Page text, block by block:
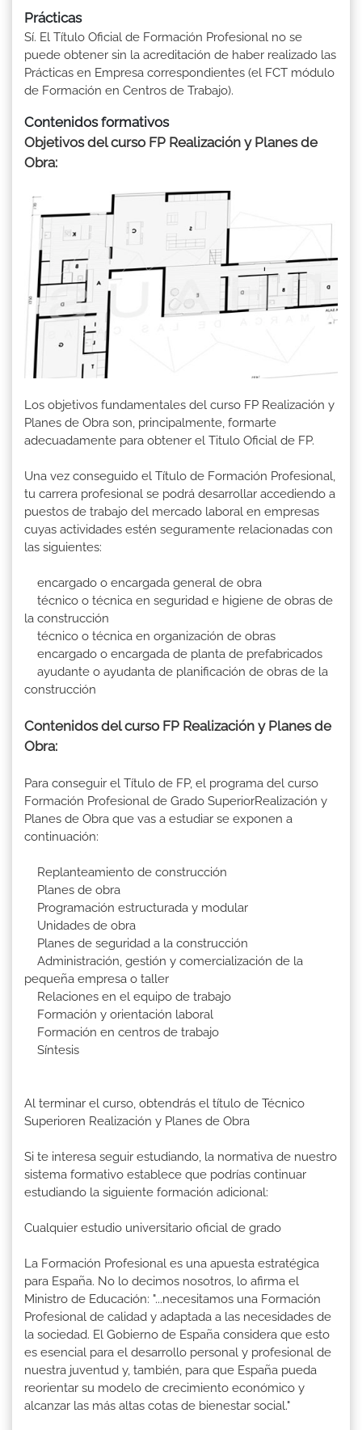
Prácticas
Sí. El Título Oficial de Formación Profesional no se
puede obtener sin la acreditación de haber realizado las
Prácticas en Empresa correspondientes (el FCT módulo
de Formación en Centros de Trabajo).
Contenidos formativos
Objetivos del curso FP Realización y Planes de
Obra:
Los objetivos fundamentales del curso FP Realización y
Planes de Obra son, principalmente, formarte
adecuadamente para obtener el Titulo Oficial de FP.
Una vez conseguido el Título de Formación Profesional,
tu carrera profesional se podrá desarrollar accediendo a
puestos de trabajo del mercado laboral en empresas
cuyas actividades estén seguramente relacionadas con
las siguientes:
encargado o encargada general de obra
técnico o técnica en seguridad e higiene de obras de
la construcción
técnico o técnica en organización de obras
encargado o encargada de planta de prefabricados
ayudante o ayudanta de planificación de obras de la
construcción
Contenidos del curso FP Realización y Planes de
Obra:
Para conseguir el Título de FP, el programa del curso
Formación Profesional de Grado SuperiorRealización y
Planes de Obra que vas a estudiar se exponen a
continuación:
Replanteamiento de construcción
Planes de obra
Programación estructurada y modular
Unidades de obra
Planes de seguridad a la construcción
Administración, gestión y comercialización de la
pequeña empresa o taller
Relaciones en el equipo de trabajo
Formación y orientación laboral
Formación en centros de trabajo
Síntesis
Al terminar el curso, obtendrás el título de Técnico
Superioren Realización y Planes de Obra
Si te interesa seguir estudiando, la normativa de nuestro
sistema formativo establece que podrías continuar
estudiando la siguiente formación adicional:
Cualquier estudio universitario oficial de grado
La Formación Profesional es una apuesta estratégica
para España. No lo decimos nosotros, lo afirma el
Ministro de Educación: "...necesitamos una Formación
Profesional de calidad y adaptada a las necesidades de
la sociedad. El Gobierno de España considera que esto
es esencial para el desarrollo personal y profesional de
nuestra juventud y, también, para que España pueda
reorientar su modelo de crecimiento económico y
alcanzar las más altas cotas de bienestar social."